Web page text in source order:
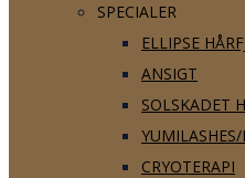
SPECIALER
ELLIPSE
ANSIGT
SOLSKADET
CRYOTERAPI